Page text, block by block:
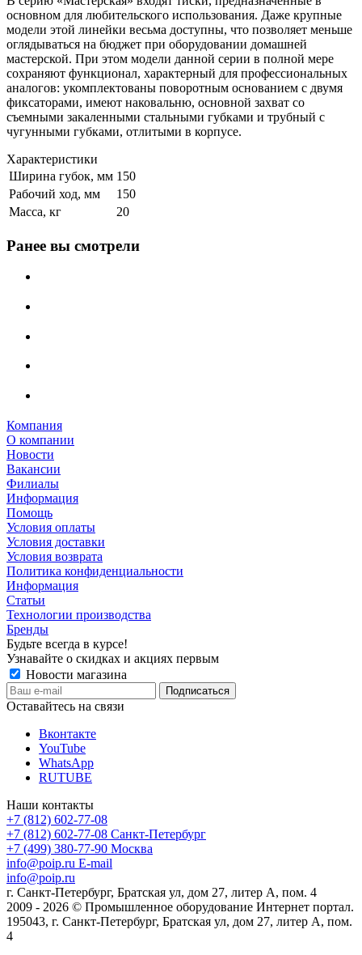
основном для любительского использования. Даже крупные
модели этой линейки весьма доступны, что позволяет меньше
оглядываться на бюджет при оборудовании домашней
мастерской. При этом модели данной серии в полной мере
сохраняют функционал, характерный для профессиональных
аналогов: укомплектованы поворотным основанием с двумя
фиксаторами, имеют наковальню, основной захват со
съемными закаленными стальными губками и трубный с
чугунными губками, отлитыми в корпусе.
Характеристики
Ширина губок, мм 150
Рабочий ход, мм
150
Масса, кг
20
Ранее вы смотрели
Компания
О компании
Новости
Вакансии
Филиалы
Информация
Помощь
Условия оплаты
Условия доставки
Условия возврата
Политика конфиденциальности
Информация
Статьи
Технологии производства
Бренды
Будьте всегда в курсе!
Узнавайте о скидках и акциях первым
Новости магазина
Оставайтесь на связи
Вконтакте
YouTube
WhatsApp
RUTUBE
Наши контакты
+7 (812) 602-77-08
+7 (812) 602-77-08 Санкт-Петербург
+7 (499) 380-77-90 Москва
info@poip.ru E-mail
info@poip.ru
г. Санкт-Петербург, Братская ул, дом 27, литер А, пом. 4
2009 - 2026 © Промышленное оборудование Интернет портал.
195043, г. Санкт-Петербург, Братская ул, дом 27, литер А, пом.
4